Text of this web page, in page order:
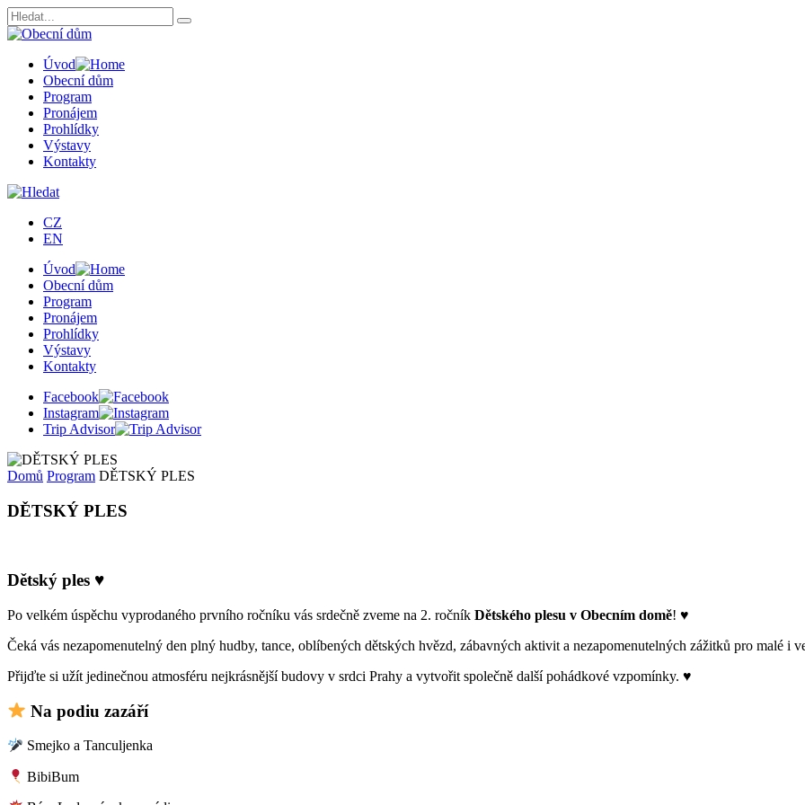
Úvod
Obecní dům
Program
Pronájem
Prohlídky
Výstavy
Kontakty
CZ
EN
Úvod
Obecní dům
Program
Pronájem
Prohlídky
Výstavy
Kontakty
Facebook
Instagram
Trip Advisor
Domů Program DĚTSKÝ PLES
DĚTSKÝ PLES
Dětský ples ♥
Po velkém úspěchu vyprodaného prvního ročníku vás srdečně zveme na 2. ročník Dětského plesu v Obecním domě! ♥
Čeká vás nezapomenutelný den plný hudby, tance, oblíbených dětských hvězd, zábavných aktivit a nezapomenutelných zážitků pro malé i
Přijďte si užít jedinečnou atmosféru nejkrásnější budovy v srdci Prahy a vytvořit společně další pohádkové vzpomínky. ♥
Na podiu zazáří
Smejko a Tanculjenka
BibiBum